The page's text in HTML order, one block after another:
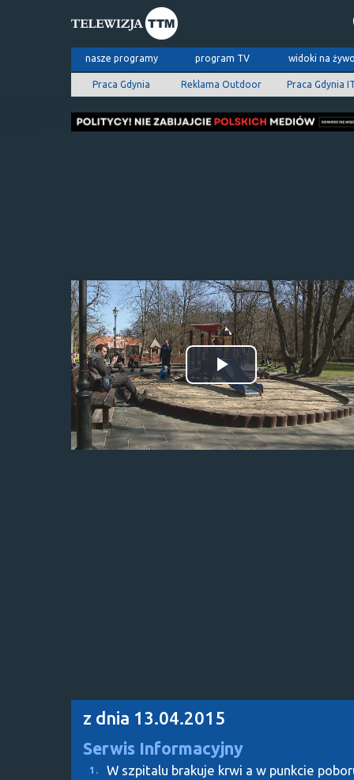
nasze programy program TV widoki na
Praca Gdynia Reklama Outdoor Praca Gdynia
Odtwórz
wideo
z dnia 13.04.2015
Serwis Informacyjny
1.
W szpitalu brakuje krwi a w punkcie